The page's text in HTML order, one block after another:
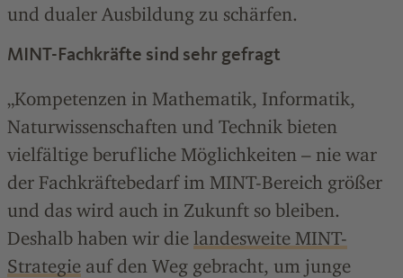
und dualer Ausbildung zu schärfen.
MINT-Fachkräfte sind sehr gefragt
„Kompetenzen in Mathematik, Informatik,
Naturwissenschaften und Technik bieten
vielfältige berufliche Möglichkeiten – nie war
der Fachkräftebedarf im MINT-Bereich größer
und das wird auch in Zukunft so bleiben.
Deshalb haben wir die landesweite MINT-
Strategie auf den Weg gebracht, um junge